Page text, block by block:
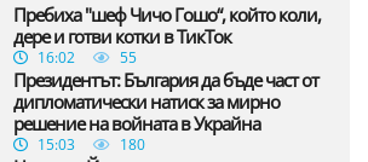
Пребиха "шеф Чичо Гошо“, който коли,
дере и готви котки в ТикТок
16:02 55
Президентът: България да бъде част от
дипломатически натиск за мирно
решение на войната в Украйна
15:03 180